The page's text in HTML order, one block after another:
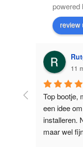
powered
review
11
Top bootje,
een idee
installeren.
maar wel